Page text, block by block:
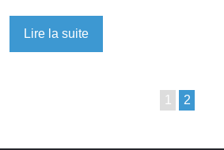
Lire la suite
1 2